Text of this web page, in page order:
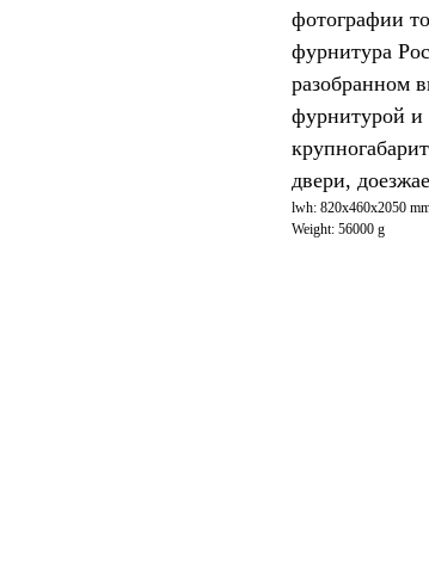
фотографии
фурнитура
разобранном
фурнитурой и
двери,
lwh: 820x460x2050
Weight: 56000 g